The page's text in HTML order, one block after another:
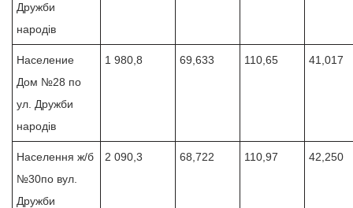
Дружби
народів
Население
Дом №28 по
ул. Дружби
народів
1 980,8 69,633 110,65 41,017
Населення ж/б
№30по вул.
Дружби
2 090,3 68,722 110,97 42,250